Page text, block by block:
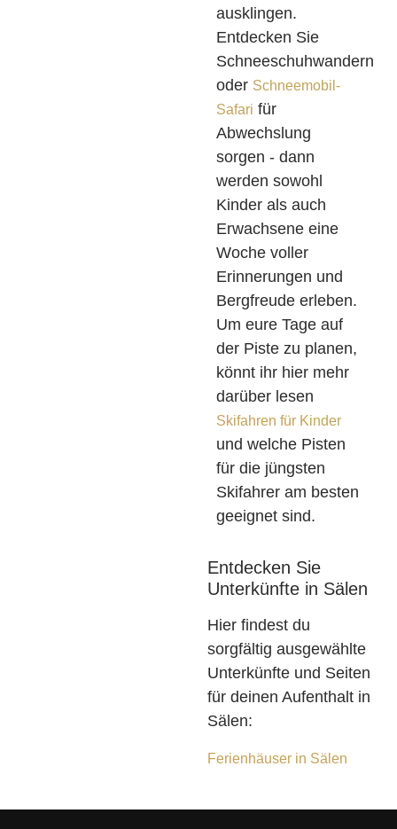
ausklingen.
Entdecken Sie
Schneeschuhwandern
oder Schneemobil-
Safari für
Abwechslung
sorgen - dann
werden sowohl
Kinder als auch
Erwachsene eine
Woche voller
Erinnerungen und
Bergfreude erleben.
Um eure Tage auf
der Piste zu planen,
könnt ihr hier mehr
darüber lesen
Skifahren für Kinder
und welche Pisten
für die jüngsten
Skifahrer am besten
geeignet sind.
Entdecken Sie
Unterkünfte in Sälen
Hier findest du
sorgfältig ausgewählte
Unterkünfte und Seiten
für deinen Aufenthalt in
Sälen:
Ferienhäuser in Sälen